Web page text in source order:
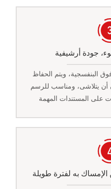
جودة أرشيفية
البنفسجية، ويتم الحفاظ
أن يتلاشى، ومناسب للرسم
به لفترة طويلة